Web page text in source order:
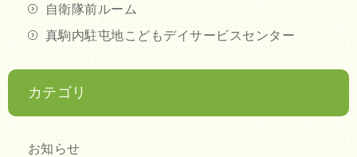
自衛隊前ルーム
真駒内駐屯地こどもデイサービスセンター
カテゴリ
お知らせ